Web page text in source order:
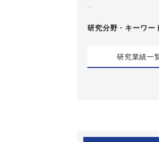
研究分野・ キーワー
研究業績一